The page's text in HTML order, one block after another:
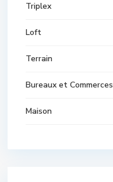
Triplex
Loft
Terrain
Bureaux et Commerces
Maison